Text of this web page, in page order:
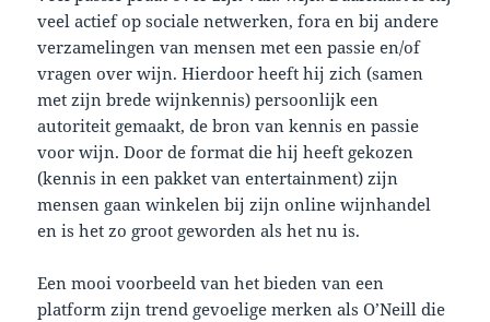
veel actief op sociale netwerken, fora en bij andere
verzamelingen van mensen met een passie en/of
vragen over wijn. Hierdoor heeft hij zich (samen
met zijn brede wijnkennis) persoonlijk een
autoriteit gemaakt, de bron van kennis en passie
voor wijn. Door de format die hij heeft gekozen
(kennis in een pakket van entertainment) zijn
mensen gaan winkelen bij zijn online wijnhandel
en is het zo groot geworden als het nu is.
Een mooi voorbeeld van het bieden van een
platform zijn trend gevoelige merken als O’Neill die